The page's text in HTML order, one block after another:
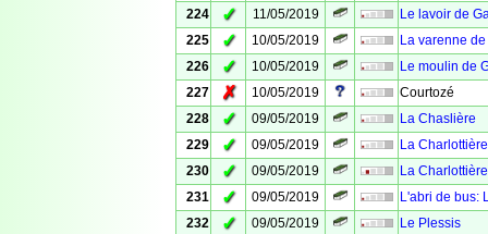
224
✓ 11/05/2019
Le lavoir de
225
✓ 10/05/2019
La varenne
226
✓ 10/05/2019
Le moulin de
227
✗ 10/05/2019
Courtozé
228
✓ 09/05/2019
La Chaslière
229
✓ 09/05/2019
La
230
✓ 09/05/2019
La
231
✓ 09/05/2019
L'abri de bus:
232
✓ 09/05/2019
Le Plessis